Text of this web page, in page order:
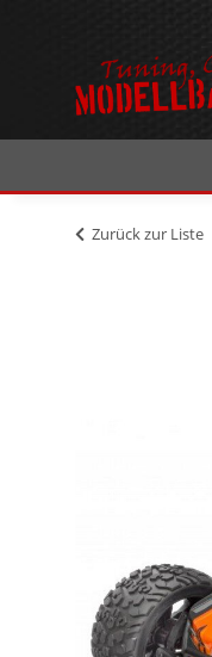
Zurück zur Liste